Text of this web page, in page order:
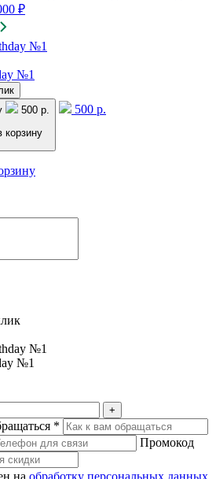
₽
№1
500 р.
корзину
500 р.
№1
+
*
Промокод
на обработку персональных данных